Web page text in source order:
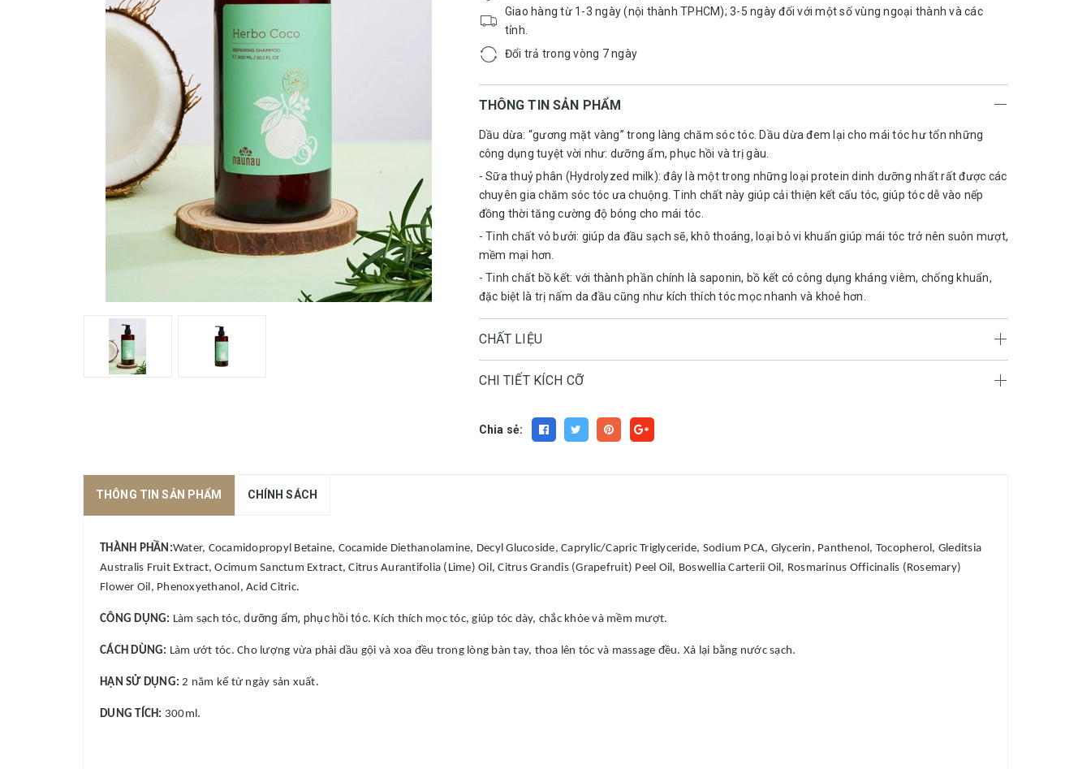
Giao hàng từ 1-3 ngày (nội thành TPHCM); 3-5 ngày đối với một số vùng ngoại thành và các
tỉnh.
Đổi trả trong vòng 7 ngày
THÔNG TIN SẢN PHẨM
Dầu dừa: “gương mặt vàng” trong làng chăm sóc tóc. Dầu dừa đem lại cho mái tóc hư tổn những
công dụng tuyệt vời như: dưỡng ẩm, phục hồi và trị gàu.
- Sữa thuỷ phân (Hydrolyzed milk): đây là một trong những loại protein dinh dưỡng nhất rất được các
chuyên gia chăm sóc tóc ưa chuộng. Tinh chất này giúp cải thiện kết cấu tóc, giúp tóc dễ vào nếp
đồng thời tăng cường độ bóng cho mái tóc.
- Tinh chất vỏ bưởi: giúp da đầu sạch sẽ, khô thoáng, loại bỏ vi khuẩn giúp mái tóc trở nên suôn mượt,
mềm mại hơn.
- Tinh chất bồ kết: với thành phần chính là saponin, bồ kết có công dụng kháng viêm, chống khuẩn,
đặc biệt là trị nấm da đầu cũng như kích thích tóc mọc nhanh và khoẻ hơn.
CHẤT LIỆU
CHI TIẾT KÍCH CỠ
Chia sẻ:
THÔNG TIN SẢN PHẨM CHÍNH SÁCH
THÀNH PHẦN:Water, Cocamidopropyl Betaine, Cocamide Diethanolamine, Decyl Glucoside, Caprylic/Capric Triglyceride, Sodium PCA, Glycerin, Panthenol, Tocopherol, Gleditsia
Australis Fruit Extract, Ocimum Sanctum Extract, Citrus Aurantifolia (Lime) Oil, Citrus Grandis (Grapefruit) Peel Oil, Boswellia Carterii Oil, Rosmarinus Officinalis (Rosemary)
Flower Oil, Phenoxyethanol, Acid Citric.
CÔNG DỤNG: Làm sạch tóc,dưỡng ẩm, phục hồi tóc. Kích thích mọc tóc, giúp tóc dày, chắc khỏe và mềm mượt.
CÁCH DÙNG: Làm ướt tóc. Cho lượng vừa phải dầu gội và xoa đều trong lòng bàn tay, thoa lên tóc và massage đều. Xả lại bằng nước sạch.
HẠN SỬ DỤNG: 2 năm kể từ ngày sản xuất.
DUNG TÍCH: 300ml.